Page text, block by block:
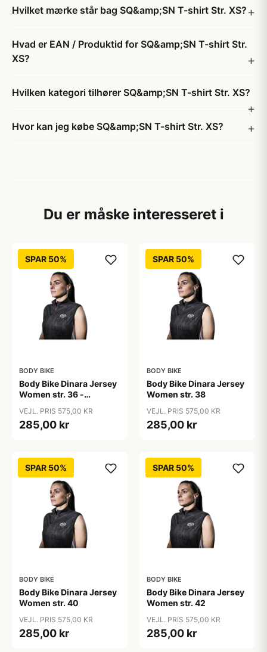
Hvilket mærke står bag SQ&amp;SN T-shirt Str. XS?
Hvad er EAN / Produktid for SQ&amp;SN T-shirt Str.
XS?
Hvilken kategori tilhører SQ&amp;SN T-shirt Str. XS?
Hvor kan jeg købe SQ&amp;SN T-shirt Str. XS?
Du er måske interesseret i
SPAR 50%
BODY BIKE
Body Bike Dinara Jersey
Women str. 36 -
- Comfort Collection -
sort
VEJL. PRIS 575,00 KR
285,00 kr
SPAR 50%
BODY BIKE
Body Bike Dinara Jersey
Women str. 38
VEJL. PRIS 575,00 KR
285,00 kr
SPAR 50%
BODY BIKE
Body Bike Dinara Jersey
Women str. 40
VEJL. PRIS 575,00 KR
285,00 kr
SPAR 50%
BODY BIKE
Body Bike Dinara Jersey
Women str. 42
VEJL. PRIS 575,00 KR
285,00 kr